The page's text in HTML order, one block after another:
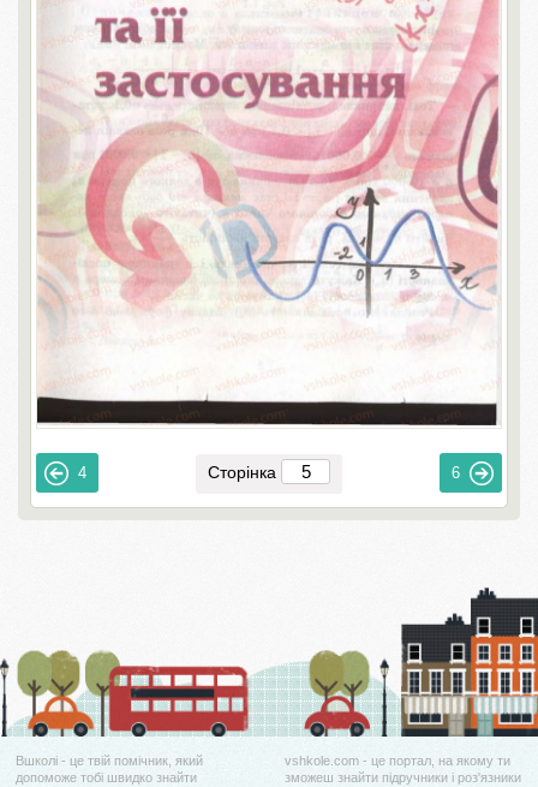
4 Сторінка 6
Вшколі - це твій помічник, який
допоможе тобі швидко знайти
vshkole.com - це портал, на якому ти
зможеш знайти підручники і роз'язники